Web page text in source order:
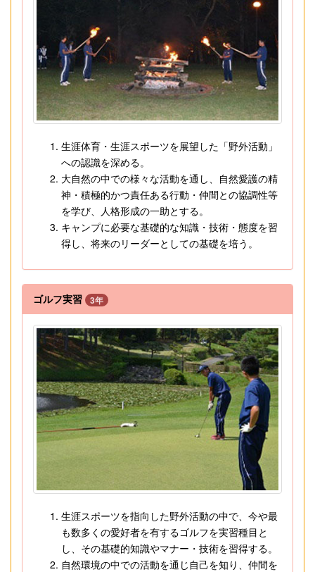
生涯体育・生涯スポーツを展望した「野外活動」
への認識を深める。
大自然の中での様々な活動を通し、自然愛護の精
神・積極的かつ責任ある行動・仲間との協調性等
を学び、人格形成の一助とする。
キャンプに必要な基礎的な知識・技術・態度を習
得し、将来のリーダーとしての基礎を培う。
ゴルフ実習 3年
生涯スポーツを指向した野外活動の中で、今や最
も数多くの愛好者を有するゴルフを実習種目と
し、その基礎的知識やマナー・技術を習得する。
自然環境の中での活動を通じ自己を知り、仲間を